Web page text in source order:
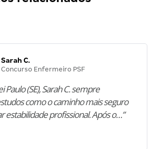
Sarah C.
Concurso Enfermeiro PSF
Paulo (SE), Sarah C. sempre
como o caminho mais seguro
estabilidade profissional. Após o…”